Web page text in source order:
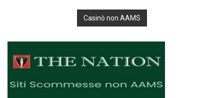
Casinò non AAMS